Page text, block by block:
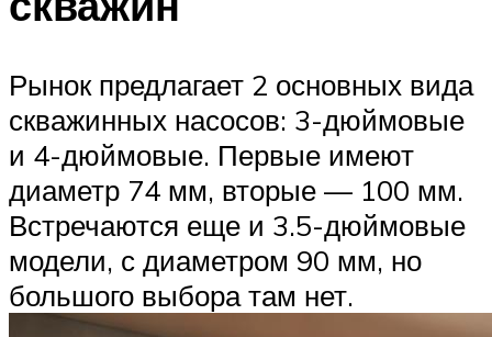
Рынок предлагает 2 основных вида
скважинных насосов: 3-дюймовые
и 4-дюймовые. Первые имеют
диаметр 74 мм, вторые — 100 мм.
Встречаются еще и 3.5-дюймовые
модели, с диаметром 90 мм, но
большого выбора там нет.